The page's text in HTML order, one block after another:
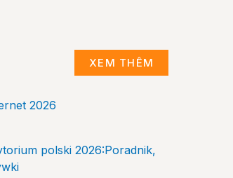
XEM THÊM
2026
polski 2026:Poradnik,